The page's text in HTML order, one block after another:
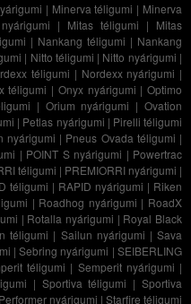
| Minerva téligumi | Minerva
| Mitas téligumi | Mitas
| Nankang téligumi | Nankang
| Nitto téligumi | Nitto nyárigumi |
téligumi | Nordexx nyárigumi |
téligumi | Onyx nyárigumi | Optimo
| Orium nyárigumi |Ovation
| Petlas nyárigumi | Pirelli téligumi
nyárigumi | Pneus Ovada téligumi |
| POINT S nyárigumi | Powertrac
téligumi | PREMIORRI nyárigumi |
téligumi | RAPID nyárigumi | Riken
| Roadhog nyárigumi | RoadX
| Rotalla nyárigumi | Royal Black
téligumi | Sailun nyárigumi |Sava
|Sebring nyárigumi |SEIBERLING
téligumi | Semperit nyárigumi |
| Sportiva téligumi |Sportiva
nyárigumi | Starfire téligumi